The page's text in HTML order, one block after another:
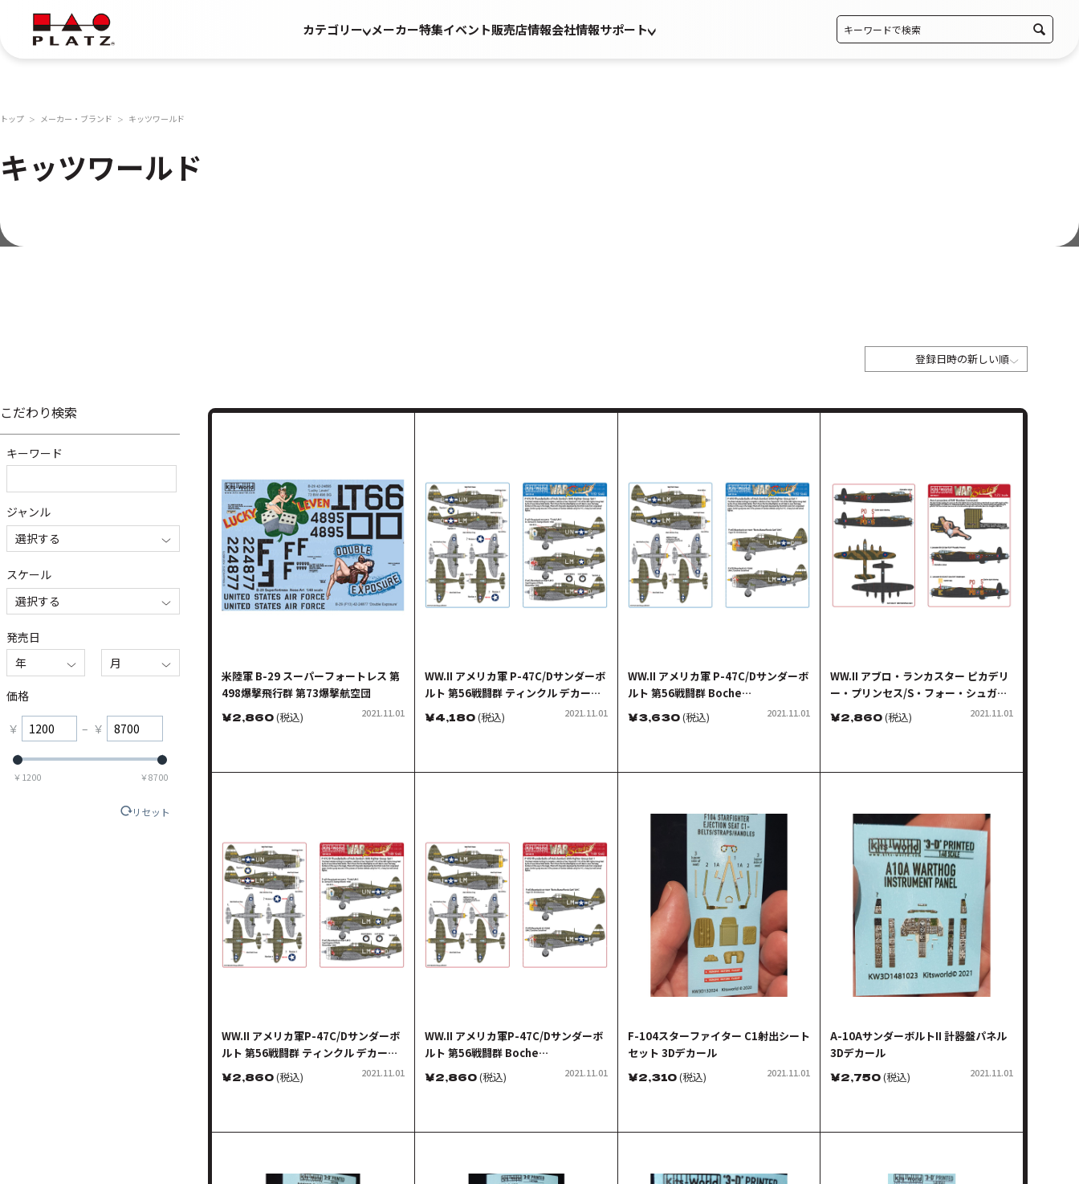
カテゴリー メーカー特集イベント販売店情報会社情報サポート
トップ ＞ メーカー・ブランド ＞ キッツワールド
キッツワールド
こだわり検索
キーワード
ジャンル
選択する
スケール
選択する
発売日
年
月
価格
￥ – ￥
￥ 1200 ￥8700
リセット
登録日時の新しい順
米陸軍 B-29 スーパーフォートレス 第
498爆撃飛行群 第73爆撃航空団
￥2,860(税込) 2021.11.01
WW.II アメリカ軍 P-47C/Dサンダーボ
ルト 第56戦闘群 ティンクル デカール
￥4,180(税込) 2021.11.01
WW.II アメリカ軍 P-47C/Dサンダーボ
ルト 第56戦闘群 Boche
Buster/Rozzie Geth デカールセッ
ト
￥3,630(税込) 2021.11.01
WW.II アブロ・ランカスター ピカデリ
ー・プリンセス/S・フォー・シュガー
￥2,860(税込) 2021.11.01
WW.II アメリカ軍P-47C/Dサンダーボ
ルト 第56戦闘群 ティンクル デカール
￥2,860(税込) 2021.11.01
WW.II アメリカ軍P-47C/Dサンダーボ
ルト 第56戦闘群 Boche
Buster/Rozzie Geth デカールセッ
ト
￥2,860(税込) 2021.11.01
F-104スターファイター C1射出シート
セット 3Dデカール
￥2,310(税込) 2021.11.01
A-10AサンダーボルトII 計器盤パネル
3Dデカール
￥2,750(税込) 2021.11.01